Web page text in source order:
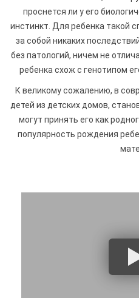
проснется ли у его
инстинкт. Для ребенка такой
за собой никаких
без патологий, ничем не
ребенка схож с генотипом
К великому сожалению, в
детей из детских домов,
могут принять его как
популярность рождения